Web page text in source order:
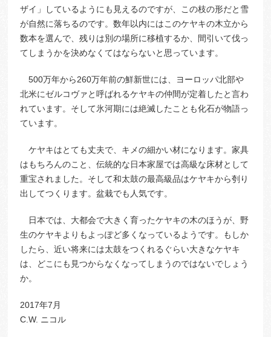
ザイ」しているようにも見えるのですが、この枝の形だと雪
が自然に落ちるのです。数年以内にはこのケヤキの木立から
数本を選んで、残りは別の場所に移植するか、間引いて伐っ
てしまうかを決めなくてはならないと思っています。
500万年から260万年前の鮮新世には、ヨーロッパ北部や
北米にゼルコヴァと呼ばれるケヤキの仲間が定着したと言わ
れています。そして氷河期には絶滅したことも化石が物語っ
ています。
ケヤキはとても丈夫で、キメの細かい材になります。家具
はもちろんのこと、伝統的な日本家屋では高級な床材として
重宝されました。そして和太鼓の最高級品はケヤキから刳り
出してつくります。盆栽でも人気です。
日本では、大都会で大きく育ったケヤキの木のほうが、野
生のケヤキよりもよっぽど多くなっているようです。もしか
したら、近い将来には太鼓をつくれるぐらい大きなケヤキ
は、どこにも見つからなくなってしまうのではないでしょう
か。
2017年7月
C.W. ニコル